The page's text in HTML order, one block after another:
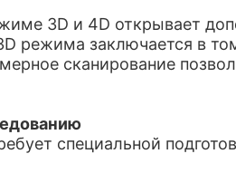
3D и 4D открывает
D режима заключается в
сканирование
специальной